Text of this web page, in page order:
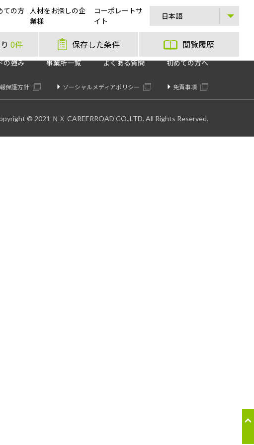
ての方 人材をお探しの企
業様
コーポレートサ
イト
0件 保存した条件 閲覧履歴
田辺市
の強み 事業所一覧 よくある質問 初めての方へ
保護方針 ソーシャルメディアポリシー 免責事項
© 2021 ＮＸ CAREERROAD CO.,LTD. All Rights Reserved.